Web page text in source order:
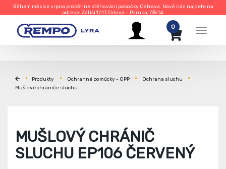
Během měsíce srpna proběhne stěhování pobočky Ostrava. Nově nás najdete na
adrese: Zátiší 1017, Orlová – Poruba, 735 14.
Menu
0
Produkty Ochranné pomůcky - OPP
Ochrana sluchu
Mušlové chrániče sluchu
MUŠLOVÝ CHRÁNIČ
SLUCHU EP106 ČERVENÝ